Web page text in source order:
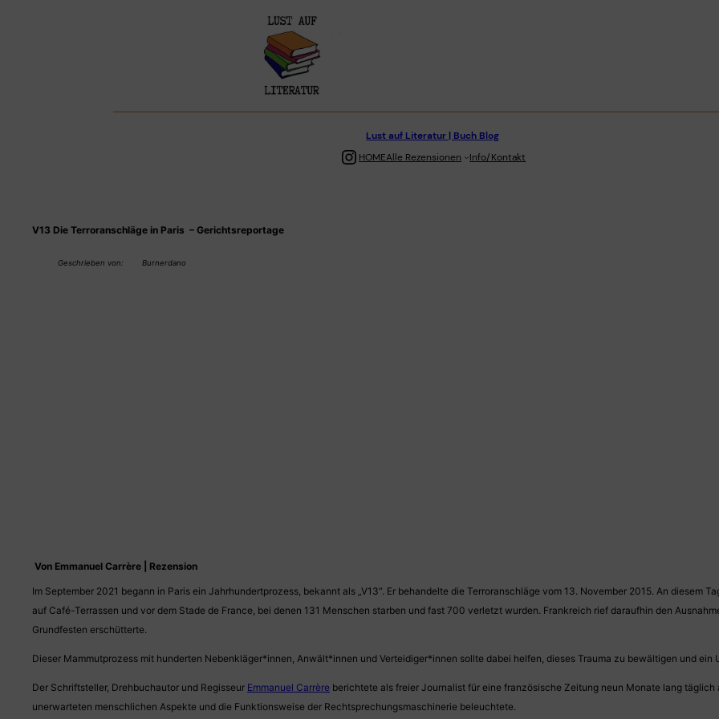
Lust auf Literatur | Buch Blog
Instagram
HOMEAlle Rezensionen Info/Kontakt
V13 Die Terroranschläge in Paris – Gerichtsreportage
Geschrieben von: Burnerdano
Von Emmanuel Carrère | Rezension
Im September 2021 begann in Paris ein Jahrhundertprozess, bekannt als „V13“. Er behandelte die Terroranschläge vom 13. November 2015. An diesem
auf Café-Terrassen und vor dem Stade de France, bei denen 131 Menschen starben und fast 700 verletzt wurden. Frankreich rief daraufhin den
Grundfesten erschütterte.
Dieser Mammutprozess mit hunderten Nebenkläger*innen, Anwält*innen und Verteidiger*innen sollte dabei helfen, dieses Trauma zu bewältigen und
Der Schriftsteller, Drehbuchautor und Regisseur Emmanuel Carrère berichtete als freier Journalist für eine französische Zeitung neun Monate lang
unerwarteten menschlichen Aspekte und die Funktionsweise der Rechtsprechungsmaschinerie beleuchtete.